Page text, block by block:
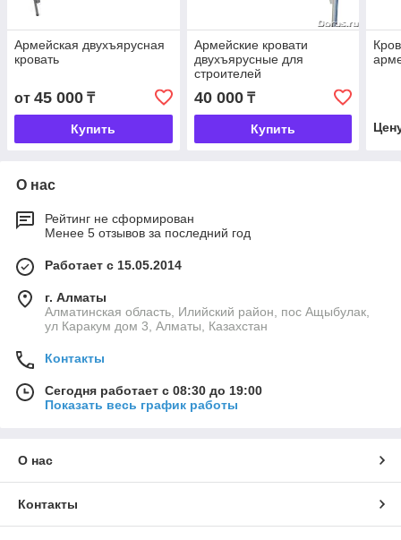
Армейская двухъярусная
кровать
от 45 000 ₸
Купить
Армейские кровати
двухъярусные для
строителей
40 000₸
Купить
О нас
Рейтинг не сформирован
Менее 5 отзывов за последний год
Работает с 15.05.2014
г. Алматы
Алматинская область, Илийский район, пос Ащыбулак,
ул Каракум дом 3, Алматы, Казахстан
Контакты
Сегодня работает с 08:30 до 19:00
Показать весь график работы
О нас
Контакты